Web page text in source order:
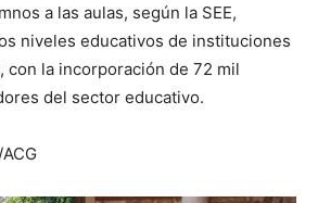
a las aulas, según la SEE,
niveles educativos de instituciones
con la incorporación de 72 mil
del sector educativo.